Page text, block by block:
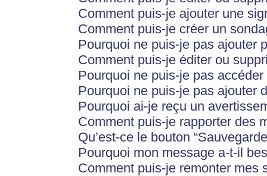
Comment puis-je ajouter une
Comment puis-je créer un
Pourquoi ne puis-je pas ajouter
Comment puis-je éditer ou
Pourquoi ne puis-je pas
Pourquoi ne puis-je pas ajouter
Pourquoi ai-je reçu un
Comment puis-je rapporter des
Qu’est-ce le bouton
Pourquoi mon message a-t-il
Comment puis-je remonter mes